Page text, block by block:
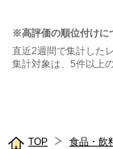
※高評価の順位付けに
直近2週間で集計した
集計対象は、5件以上
TOP 食品・飲